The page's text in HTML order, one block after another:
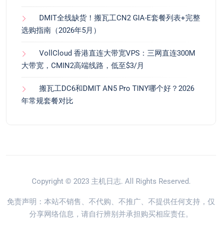
DMIT全线缺货！搬瓦工CN2 GIA-E套餐列表+完整
选购指南（2026年5月）
VollCloud 香港直连大带宽VPS：三网直连300M
大带宽，CMIN2高端线路，低至$3/月
搬瓦工DC6和DMIT AN5 Pro TINY哪个好？2026
年常规套餐对比
Copyright © 2023 主机日志. All Rights Reserved.
免责声明：本站不销售、不代购、不推广、不提供任何支持，仅
分享网络信息，请自行辨别并承担购买相应责任。